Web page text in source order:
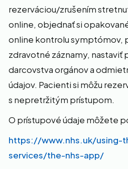
rezerváciou/zrušením
online, objednať si
online kontrolu symptómov,
zdravotné záznamy, nastaviť
darcovstva orgánov a
údajov. Pacienti si môžu
s nepretržitým prístupom.
O prístupové údaje môžete
https://www.nhs.uk/using-
services/the-nhs-app/